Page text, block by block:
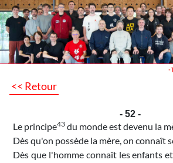
<< Retour
- 52 -
Le principe43 du monde est devenu la
Dès qu'on possède la mère, on connaît
Dès que l'homme connaît les enfants